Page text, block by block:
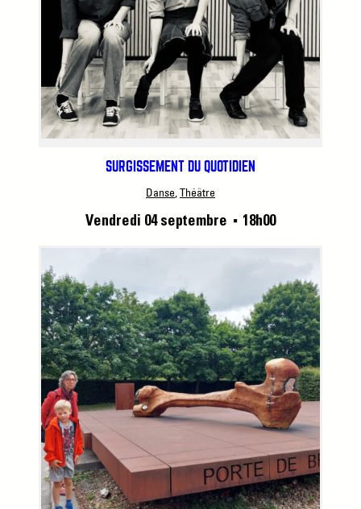
SURGISSEMENT DU QUOTIDIEN
Danse, Théâtre
Vendredi 04 septembre ■ 18h00